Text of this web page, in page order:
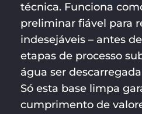
técnica. Funciona
preliminar fiável para
indesejáveis – antes
etapas de processo
água ser
Só esta base limpa
cumprimento de